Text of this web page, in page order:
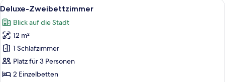
Alle
Fotos
für
Deluxe-
Zweibettzimmer
anzeigen
Ein Hotelzimmer mit zwei
10
Deluxe-Zweibettzimmer
Blick auf die Stadt
12 m²
1 Schlafzimmer
Platz für 3 Personen
2 Einzelbetten